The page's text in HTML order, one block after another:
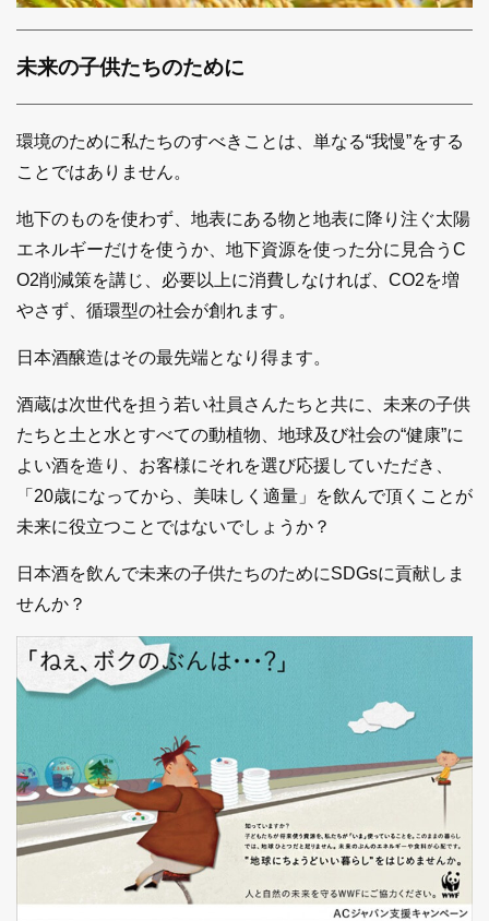
未来の子供たちのために
環境のために私たちのすべきことは、単なる“我慢”をする
ことではありません。
地下のものを使わず、地表にある物と地表に降り注ぐ太陽
エネルギーだけを使うか、地下資源を使った分に見合うC
O2削減策を講じ、必要以上に消費しなければ、CO2を増
やさず、循環型の社会が創れます。
日本酒醸造はその最先端となり得ます。
酒蔵は次世代を担う若い社員さんたちと共に、未来の子供
たちと土と水とすべての動植物、地球及び社会の“健康”に
よい酒を造り、お客様にそれを選び応援していただき、
「20歳になってから、美味しく適量」を飲んで頂くことが
未来に役立つことではないでしょうか？
日本酒を飲んで未来の子供たちのためにSDGsに貢献しま
せんか？